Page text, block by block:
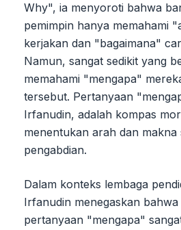
Why", ia menyoroti bahwa
pemimpin hanya memahami
kerjakan dan "bagaimana"
Namun, sangat sedikit yang
memahami "mengapa"
tersebut. Pertanyaan
Irfanudin, adalah kompas
menentukan arah dan makna
pengabdian.
Dalam konteks lembaga
Irfanudin menegaskan bahwa
pertanyaan "mengapa"